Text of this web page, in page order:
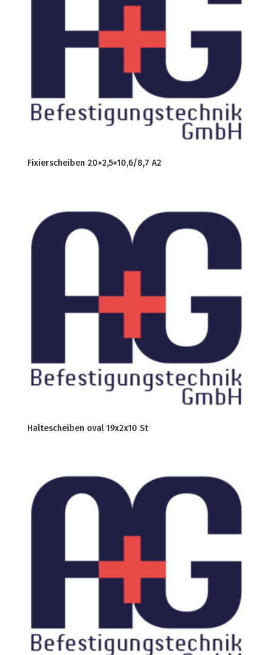
Fixierscheiben 20×2,5×10,6/8,7 A2
Haltescheiben oval 19x2x10 St